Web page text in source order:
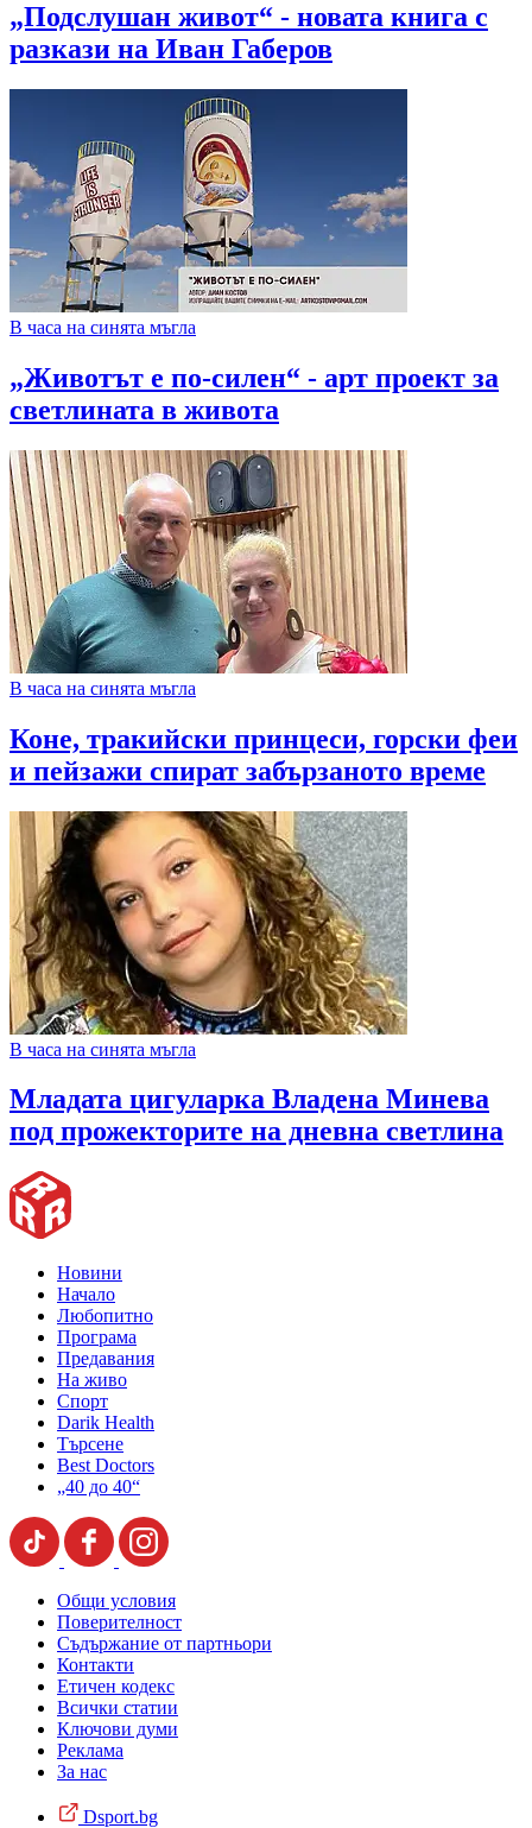
„Подслушан живот“ - новата книга с
разкази на Иван Габеров
В часа на синята мъгла
„Животът е по-силен“ - арт проект за
светлината в живота
В часа на синята мъгла
Коне, тракийски принцеси, горски феи
и пейзажи спират забързаното време
В часа на синята мъгла
Младата цигуларка Владена Минева
под прожекторите на дневна светлина
Новини
Начало
Любопитно
Програма
Предавания
На живо
Спорт
Darik Health
Търсене
Best Doctors
„40 до 40“
Общи условия
Поверителност
Съдържание от партньори
Контакти
Етичен кодекс
Всички статии
Ключови думи
Реклама
За нас
Dsport.bg